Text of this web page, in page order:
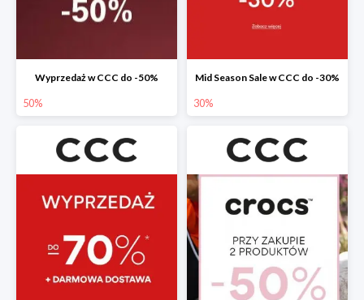
Wyprzedaż w CCC do -50%
50%
Mid Season Sale w CCC do -30%
30%